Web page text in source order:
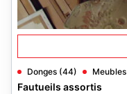
Donges (44) Meubles
Fautueils assortis